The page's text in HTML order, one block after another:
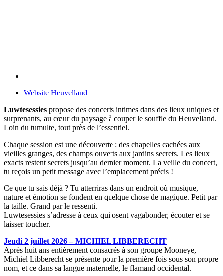
Website Heuvelland
Luwtesessies propose des concerts intimes dans des lieux uniques et
surprenants, au cœur du paysage à couper le souffle du Heuvelland.
Loin du tumulte, tout près de l’essentiel.
Chaque session est une découverte : des chapelles cachées aux
vieilles granges, des champs ouverts aux jardins secrets. Les lieux
exacts restent secrets jusqu’au dernier moment. La veille du concert,
tu reçois un petit message avec l’emplacement précis !
Ce que tu sais déjà ? Tu atterriras dans un endroit où musique,
nature et émotion se fondent en quelque chose de magique. Petit par
la taille. Grand par le ressenti.
Luwtesessies s’adresse à ceux qui osent vagabonder, écouter et se
laisser toucher.
Jeudi 2 juillet 2026 – MICHIEL LIBBERECHT
Après huit ans entièrement consacrés à son groupe Mooneye,
Michiel Libberecht se présente pour la première fois sous son propre
nom, et ce dans sa langue maternelle, le flamand occidental.